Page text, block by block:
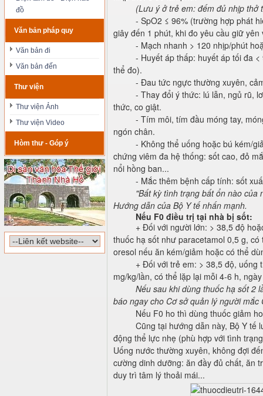
đồ
Văn bản pháp quy
Văn bản đi
Văn bản đến
Thư viện
Thư viện Ảnh
Thư viện Video
Hòm thư - Góp ý
(Lưu ý ở trẻ em: đếm đủ nhịp thở
- SpO2 ≤ 96% (trường hợp phát
giây đến 1 phút, khi đo yêu cầu giữ yên
- Mạch nhanh > 120 nhịp/phút
- Huyết áp thấp: huyết áp tối đa
thể đo).
- Đau tức ngực thường xuyên,
- Thay đổi ý thức: lú lẫn, ngủ rũ,
thức, co giật.
- Tím môi, tím đầu móng tay,
ngón chân.
- Không thể uống hoặc bú kém/
chứng viêm đa hệ thống: sốt cao, đỏ
nổi hồng ban...
- Mắc thêm bệnh cấp tính: sốt
"Bất kỳ tình trạng bất ổn nào của
Hướng dẫn của Bộ Y tế nhấn mạnh.
Nếu F0 điều trị tại nhà bị sốt:
+ Đối với người lớn: > 38,5 độ
thuốc hạ sốt như paracetamol 0,5 g,
oresol nếu ăn kém/giảm hoặc có thể
+ Đối với trẻ em: > 38,5 độ, uống
mg/kg/lần, có thể lặp lại mỗi 4-6 h,
Nếu sau khi dùng thuốc hạ sốt 2
báo ngay cho Cơ sở quản lý người
Nếu F0 ho thì dùng thuốc giảm
Cũng tại hướng dẫn này, Bộ Y tế
động thể lực nhẹ (phù hợp với tình
Uống nước thường xuyên, không đợi
cường dinh dưỡng: ăn đầy đủ chất, ăn
duy trì tâm lý thoải mái...